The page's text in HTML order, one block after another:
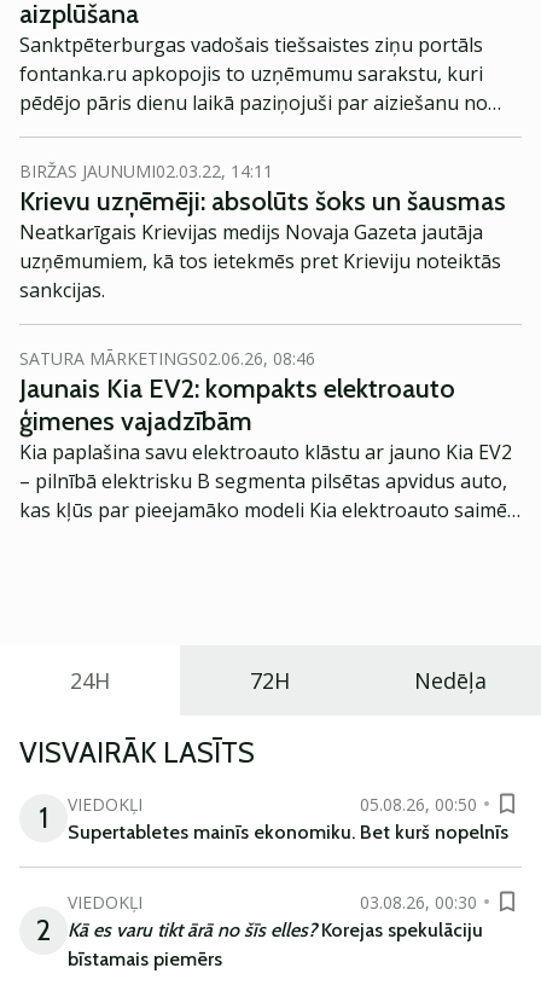
aizplūšana
Sanktpēterburgas vadošais tiešsaistes ziņu portāls
fontanka.ru apkopojis to uzņēmumu sarakstu, kuri
pēdējo pāris dienu laikā paziņojuši par aiziešanu no
Krievijas tirgus saistībā ar militāro konfliktu Ukrainā.
BIRŽAS JAUNUMI02.03.22, 14:11
Krievu uzņēmēji: absolūts šoks un šausmas
Neatkarīgais Krievijas medijs Novaja Gazeta jautāja
uzņēmumiem, kā tos ietekmēs pret Krieviju noteiktās
sankcijas.
SATURA MĀRKETINGS02.06.26, 08:46
Jaunais Kia EV2: kompakts elektroauto
ģimenes vajadzībām
Kia paplašina savu elektroauto klāstu ar jauno Kia EV2
– pilnībā elektrisku B segmenta pilsētas apvidus auto,
kas kļūs par pieejamāko modeli Kia elektroauto saimē
24H 72H Nedēļa
VISVAIRĀK LASĪTS
1
VIEDOKĻI
05.08.26, 00:50
Supertabletes mainīs ekonomiku. Bet kurš nopelnīs
2
VIEDOKĻI
03.08.26, 00:30
Kā es varu tikt ārā no šīs elles?Korejas spekulāciju
bīstamais piemērs